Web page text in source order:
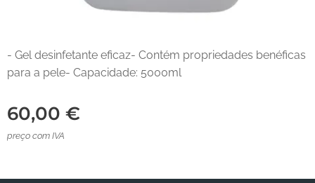
- Gel desinfetante eficaz- Contém propriedades benéficas
para a pele- Capacidade: 5000ml
60,00 €
preço com IVA